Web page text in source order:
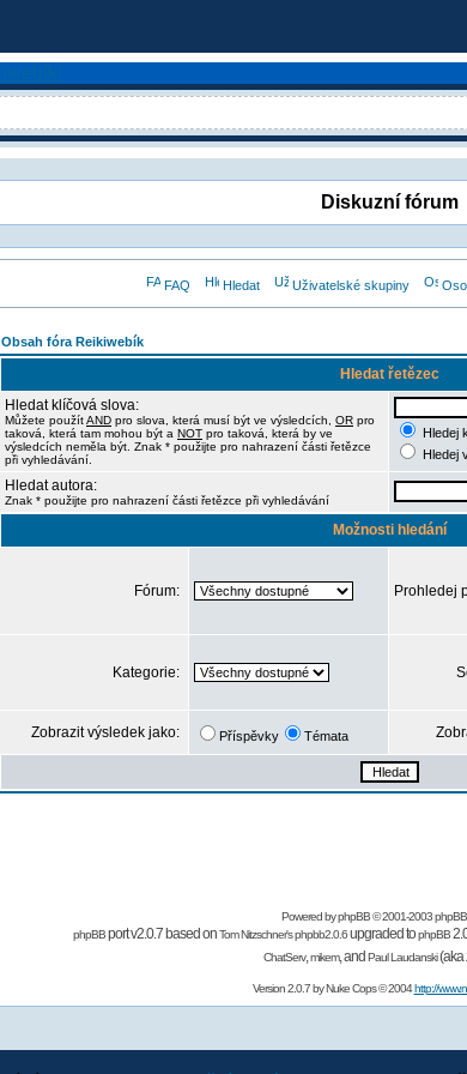
Diskuzní fórum
FAQ Hledat Uživatelské skupiny
Obsah fóra Reikiwebík
Hledat řetězec
Hledat klíčová slova:
Můžete použítAND pro slova, která musí být ve výsledcích, OR pro
taková, která tam mohou být a NOT pro taková, která by ve
výsledcích neměla být. Znak * použijte pro nahrazení části řetězce
při vyhledávání.
Hledej
Hledej
Hledat autora:
Znak * použijte pro nahrazení části řetězce při vyhledávání
Možnosti hledání
Fórum: Prohledej
Kategorie:
Zobrazit výsledek jako: Příspěvky Témata
Powered byphpBB© 2001-2003
phpBBport v2.0.7 based onTom Nitzschner'sphpbb2.0.6upgraded tophpBB
ChatServ,mikem,and Paul Laudanski(aka
Version 2.0.7 byNuke Cops© 2004http://